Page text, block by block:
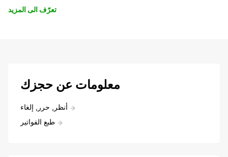
تعرّف الى المزيد
معلومات عن حجزك
أنظر, حرر, إلغاء
طبع الفواتير